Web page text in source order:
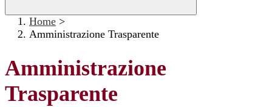
Home >
Amministrazione Trasparente
Amministrazione
Trasparente